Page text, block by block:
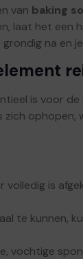
van baking
laat het een
na en
is voor de
volledig is
te kunnen,
vochtige